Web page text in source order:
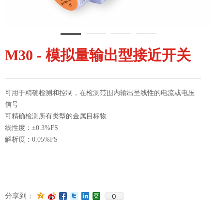
M30 - 模拟量输出型接近开关
可用于精确检测和控制，在检测范围内输出呈线性的电流或电压
信号
可精确检测所有类型的金属目标物
线性度：±0.3%FS
解析度：0.05%FS
分享到： 0